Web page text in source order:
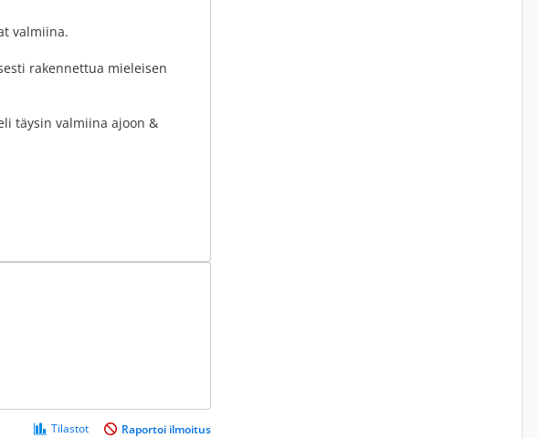
valmiina.
rakennettua mieleisen
täysin valmiina ajoon &
Tilastot Raportoi ilmoitus